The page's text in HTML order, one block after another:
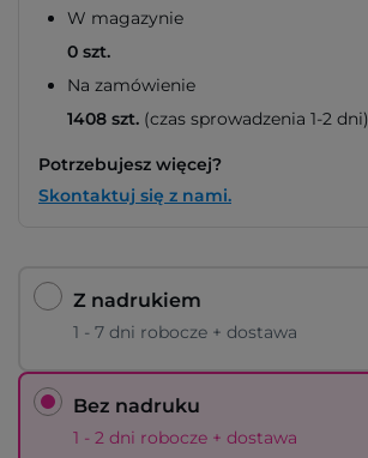
W magazynie
0 szt.
Na zamówienie
1408 szt. (czas sprowadzenia 1-2 dni)
Potrzebujesz więcej?
Skontaktuj się z nami.
Z nadrukiem
1 - 7 dni robocze + dostawa
Bez nadruku
1 - 2 dni robocze + dostawa